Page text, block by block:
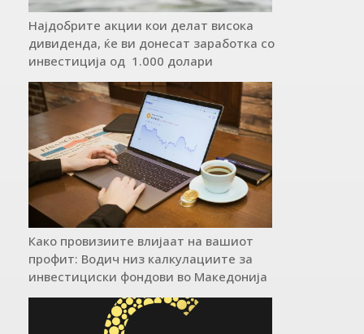
Најдобрите акции кои делат висока
дивиденда, ќе ви донесат заработка со
инвестиција од 1.000 долари
Како провизиите влијаат на вашиот
профит: Водич низ калкулациите за
инвестициски фондови во Mакедонија